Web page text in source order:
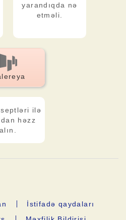
yarandıqda nə
etməli.
ilə
həzz
alın.
İstifadə qaydaları